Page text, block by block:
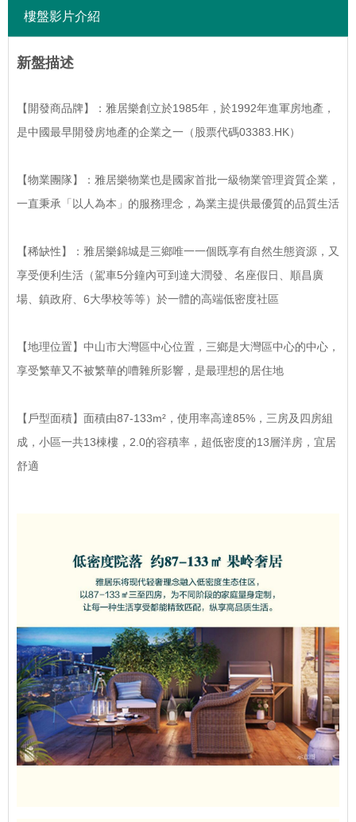
樓盤影片介紹
新盤描述
【開發商品牌】：雅居樂創立於1985年，於1992年進軍房地產，
是中國最早開發房地產的企業之一（股票代碼03383.HK）
【物業團隊】：雅居樂物業也是國家首批一級物業管理資質企業，
一直秉承「以人為本」的服務理念，為業主提供最優質的品質生活
【稀缺性】：雅居樂錦城是三鄉唯一一個既享有自然生態資源，又
享受便利生活（駕車5分鐘內可到達大潤發、名座假日、順昌廣
場、鎮政府、6大學校等等）於一體的高端低密度社區
【地理位置】中山市大灣區中心位置，三鄉是大灣區中心的中心，
享受繁華又不被繁華的嘈雜所影響，是最理想的居住地
【戶型面積】面積由87-133m²，使用率高達85%，三房及四房組
成，小區一共13棟樓，2.0的容積率，超低密度的13層洋房，宜居
舒適